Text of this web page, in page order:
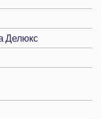
Делюкс